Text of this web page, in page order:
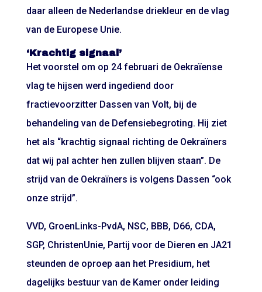
daar alleen de Nederlandse driekleur en de vlag
van de Europese Unie.
‘Krachtig signaal’
Het voorstel om op 24 februari de Oekraïense
vlag te hijsen werd ingediend door
fractievoorzitter Dassen van Volt, bij de
behandeling van de Defensiebegroting. Hij ziet
het als “krachtig signaal richting de Oekraïners
dat wij pal achter hen zullen blijven staan”. De
strijd van de Oekraïners is volgens Dassen “ook
onze strijd”.
VVD, GroenLinks-PvdA, NSC, BBB, D66, CDA,
SGP, ChristenUnie, Partij voor de Dieren en JA21
steunden de oproep aan het Presidium, het
dagelijks bestuur van de Kamer onder leiding